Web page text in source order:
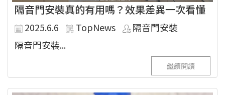
隔音門安裝真的有用嗎？效果差異一次看懂
2025.6.6 TopNews
隔音門安裝
隔音門安裝...
繼續閱讀